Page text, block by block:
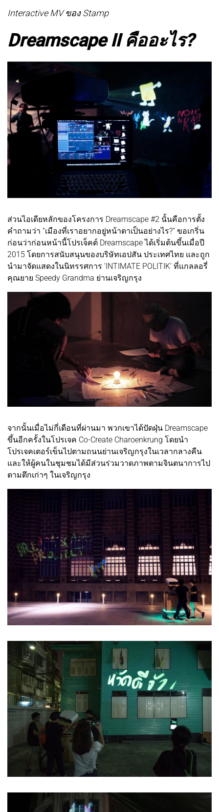
Interactive MV ของ Stamp
Dreamscape II คืออะไร?
ส่วนไอเดียหลักของโครงการ Dreamscape #2 นั้นคือการตั้ง
คำถามว่า “เมืองที่เราอยากอยู่หน้าตาเป็นอย่างไร?” ขอเกริ่น
ก่อนว่าก่อนหน้านี้โปรเจ็คต์ Dreamscape ได้เริ่มต้นขึ้นเมื่อปี
2015 โดยการสนับสนุนของบริษัทเอปสัน ประเทศไทย และถูก
นำมาจัดแสดงในนิทรรศการ ‘INTIMATE POLITIK’ ที่แกลลอรี่
คุณยาย Speedy Grandma ย่านเจริญกรุง
จากนั้นเมื่อไม่กี่เดือนที่ผ่านมา พวกเขาได้ปัดฝุ่น Dreamscape
ขึ้นอีกครั้งในโปรเจค Co-Create Charoenkrung โดยนำ
โปรเจคเตอร์เข็นไปตามถนนย่านเจริญกรุงในเวลากลางคืน
และให้ผู้คนในชุมชมได้มีส่วนร่วมวาดภาพตามจินตนาการไป
ตามตึกเก่าๆ ในเจริญกรุง